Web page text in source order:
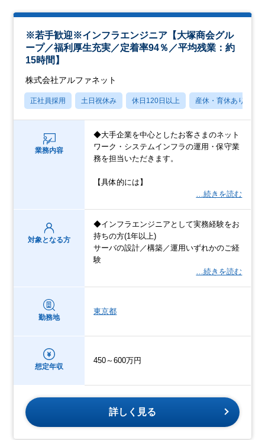
※若手歓迎※インフラエンジニア【大塚商会グル
ープ／福利厚生充実／定着率94％／平均残業：約
15時間】
株式会社アルファネット
正社員採用 土日祝休み 休日120日以上 産休・育休あり
業務内容
◆大手企業を中心としたお客さまのネット
ワーク・システムインフラの運用・保守業
務を担当いただきます。
【具体的には】
…続きを読む
対象となる方
◆インフラエンジニアとして実務経験をお
持ちの方(1年以上)
サーバの設計／構築／運用いずれかのご経
験
…続きを読む
勤務地
東京都
想定年収
450～600万円
詳しく見る